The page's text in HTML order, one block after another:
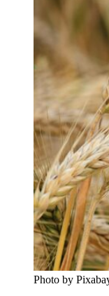
Photo by